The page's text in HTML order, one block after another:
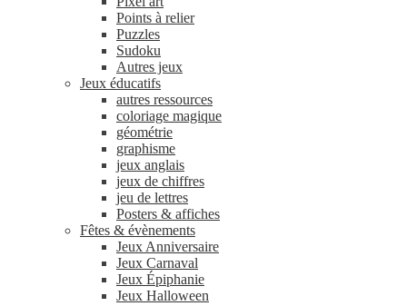
Points à relier
Puzzles
Sudoku
Autres jeux
Jeux éducatifs
autres ressources
coloriage magique
géométrie
graphisme
jeux anglais
jeux de chiffres
jeu de lettres
Posters & affiches
Fêtes & évènements
Jeux Anniversaire
Jeux Carnaval
Jeux Épiphanie
Jeux Halloween